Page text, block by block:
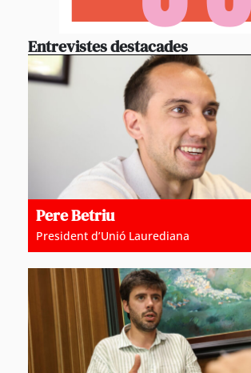
Entrevistes destacades
Pere Betriu
President d’Unió Laurediana